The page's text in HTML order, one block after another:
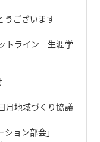
ざいます
トライン 生涯学
地域づくり協議
部会」